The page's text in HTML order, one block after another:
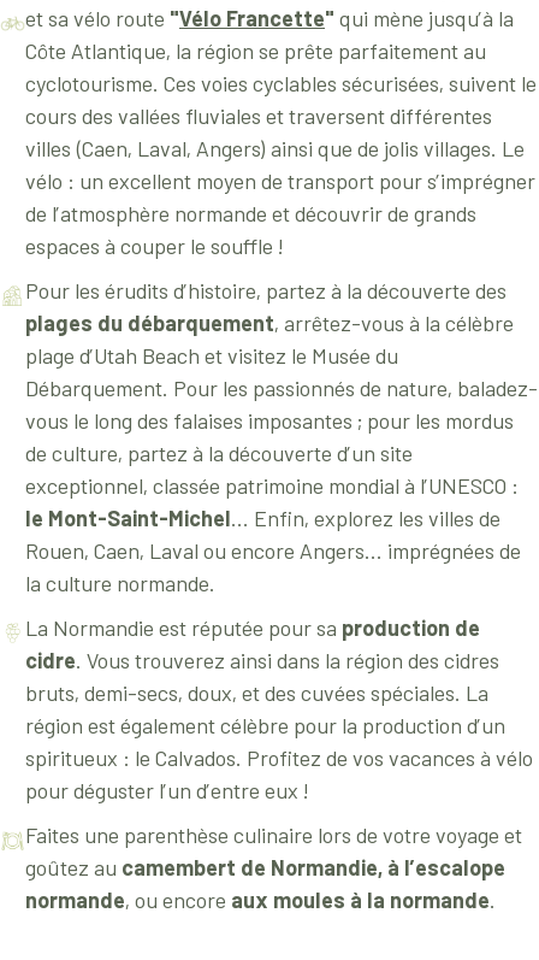
et sa vélo route "Vélo Francette" qui mène jusqu’à la
Côte Atlantique, la région se prête parfaitement au
cyclotourisme. Ces voies cyclables sécurisées, suivent le
cours des vallées fluviales et traversent différentes
villes (Caen, Laval, Angers) ainsi que de jolis villages. Le
vélo : un excellent moyen de transport pour s’imprégner
de l’atmosphère normande et découvrir de grands
espaces à couper le souffle !
Pour les érudits d’histoire, partez à la découverte des
plages du débarquement, arrêtez-vous à la célèbre
plage d’Utah Beach et visitez le Musée du
Débarquement. Pour les passionnés de nature, baladez-
vous le long des falaises imposantes ; pour les mordus
de culture, partez à la découverte d’un site
exceptionnel, classée patrimoine mondial à l’UNESCO :
le Mont-Saint-Michel... Enfin, explorez les villes de
Rouen, Caen, Laval ou encore Angers... imprégnées de
la culture normande.
La Normandie est réputée pour sa production de
cidre. Vous trouverez ainsi dans la région des cidres
bruts, demi-secs, doux, et des cuvées spéciales. La
région est également célèbre pour la production d’un
spiritueux : le Calvados. Profitez de vos vacances à vélo
pour déguster l’un d’entre eux !
Faites une parenthèse culinaire lors de votre voyage et
goûtez au camembert de Normandie, à l’escalope
normande, ou encore aux moules à la normande.